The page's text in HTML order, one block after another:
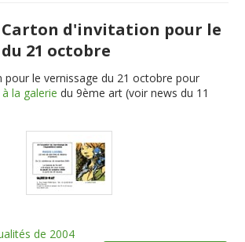
: Carton d'invitation pour le
21 octobre
pour le vernissage du 21 octobre pour
la galeriedu 9ème art (voir news du 11
de 2004